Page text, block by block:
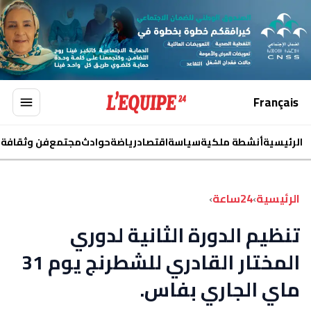
Français
الرئيسيةأنشطة ملكيةسياسةاقتصادرياضةحوادثمجتمعفن وثقافة
الرئيسية›24ساعة ›
تنظيم الدورة الثانية لدوري
المختار القادري للشطرنج يوم 31
ماي الجاري بفاس.